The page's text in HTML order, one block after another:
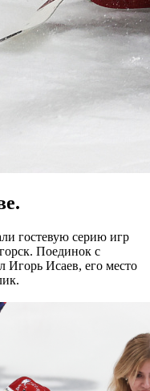
гостевую серию игр
Поединок с
Игорь Исаев, его место